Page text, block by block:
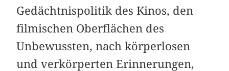
Gedächtnispolitik des Kinos, den
filmischen Oberflächen des
Unbewussten, nach körperlosen
und verkörperten Erinnerungen,